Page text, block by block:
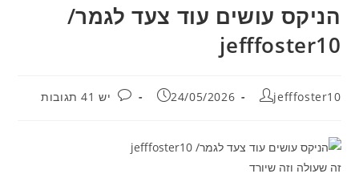
הניקס עושים עוד צעד לגמר/
jefffoster10
מחבר:
jefffoster10 פורסם:
24/05/2026 תגובות:
יש 41 תגובות
זה שעולה וזה שיורד